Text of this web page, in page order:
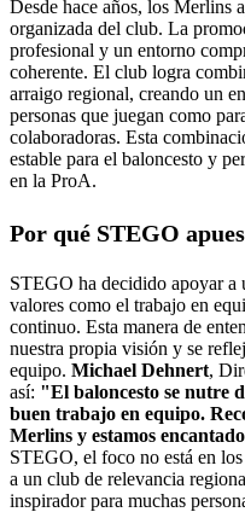
Desde hace años, los Merlins
organizada del club. La
profesional y un entorno
coherente. El club logra
arraigo regional, creando un
personas que juegan como
colaboradoras. Esta
estable para el baloncesto y
en la ProA.
Por qué STEGO
STEGO ha decidido apoyar a
valores como el trabajo en
continuo. Esta manera de
nuestra propia visión y se
equipo. Michael Dehnert,
así: "El baloncesto se nutre
buen trabajo en equipo.
Merlins y estamos
STEGO, el foco no está en
a un club de relevancia
inspirador para muchas